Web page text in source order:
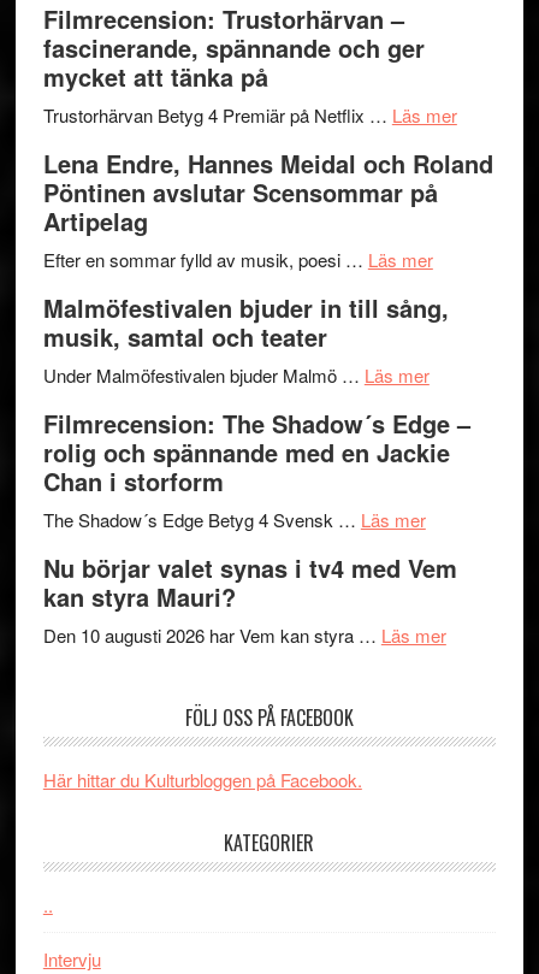
Scully
och
lättsam
2026
I
Delvis
genrens
terräng
Filmrecension: Trustorhärvan –
fascinerande, spännande och ger
mycket att tänka på
Trustorhärvan Betyg 4 Premiär på Netflix … Läs merom
på
Lena Endre, Hannes Meidal och Roland
Pöntinen avslutar Scensommar på
Artipelag
Efter en sommar fylld av musik, poesi … Läs merom
Endre,
Roland
Pöntinen
Artipelag
Malmöfestivalen bjuder in till sång,
musik, samtal och teater
Under Malmöfestivalen bjuder Malmö … Läs merom
bjuder
in
samtal
teater
Filmrecension: The Shadow´s Edge –
rolig och spännande med en Jackie
Chan i storform
The Shadow´s Edge Betyg 4 Svensk … Läs merom
The
´s
och
Jackie
Nu börjar valet synas i tv4 med Vem
kan styra Mauri?
Den 10 augusti 2026 har Vem kan styra … Läs merom
synas
Vem
FÖLJ OSS PÅ FACEBOOK
Här hittar du Kulturbloggen på Facebook.
KATEGORIER
..
Intervju